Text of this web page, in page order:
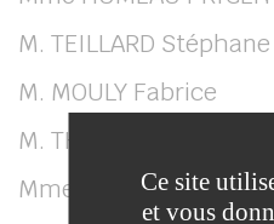
M. TEILLARD Stéphane
M. MOULY Fabrice
M. THIEBAUT Patrice
Mme DEFRACE
Ce site
et vous